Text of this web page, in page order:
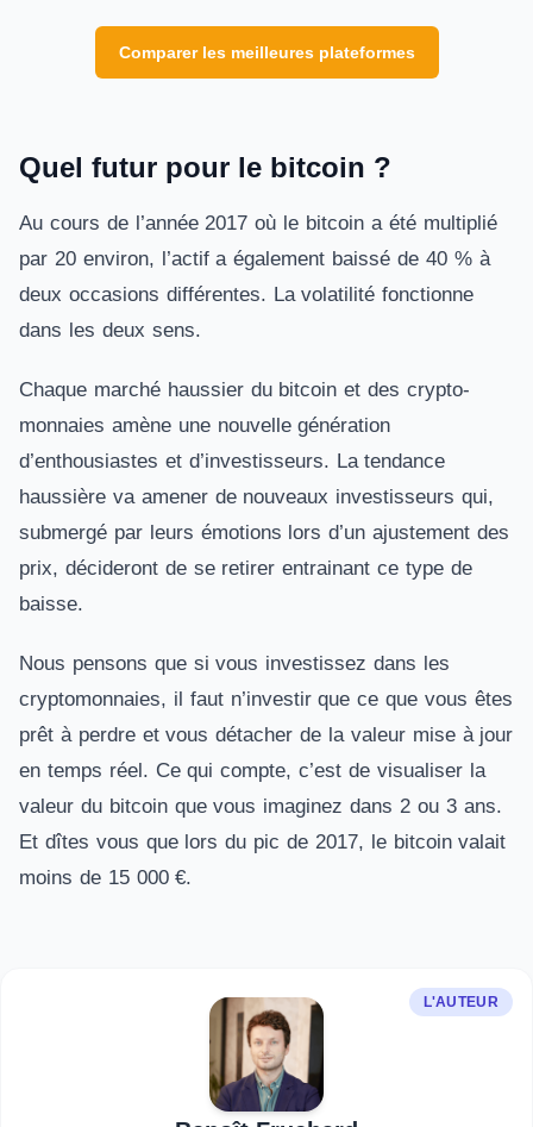
Comparer les meilleures plateformes
Quel futur pour le bitcoin ?
Au cours de l’année 2017 où le bitcoin a été multiplié
par 20 environ, l’actif a également baissé de 40 % à
deux occasions différentes. La volatilité fonctionne
dans les deux sens.
Chaque marché haussier du bitcoin et des crypto-
monnaies amène une nouvelle génération
d’enthousiastes et d’investisseurs. La tendance
haussière va amener de nouveaux investisseurs qui,
submergé par leurs émotions lors d’un ajustement des
prix, décideront de se retirer entrainant ce type de
baisse.
Nous pensons que si vous investissez dans les
cryptomonnaies, il faut n’investir que ce que vous êtes
prêt à perdre et vous détacher de la valeur mise à jour
en temps réel. Ce qui compte, c’est de visualiser la
valeur du bitcoin que vous imaginez dans 2 ou 3 ans.
Et dîtes vous que lors du pic de 2017, le bitcoin valait
moins de 15 000 €.
L'AUTEUR